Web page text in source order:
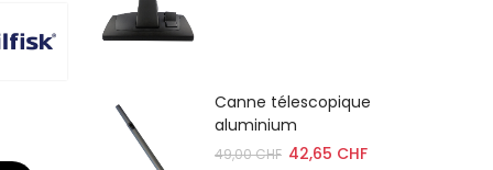
Canne télescopique
aluminium
49,00 CHF 42,65 CHF